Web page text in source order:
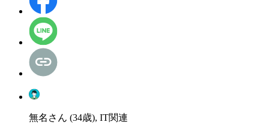
無名さん (34歳), IT関連